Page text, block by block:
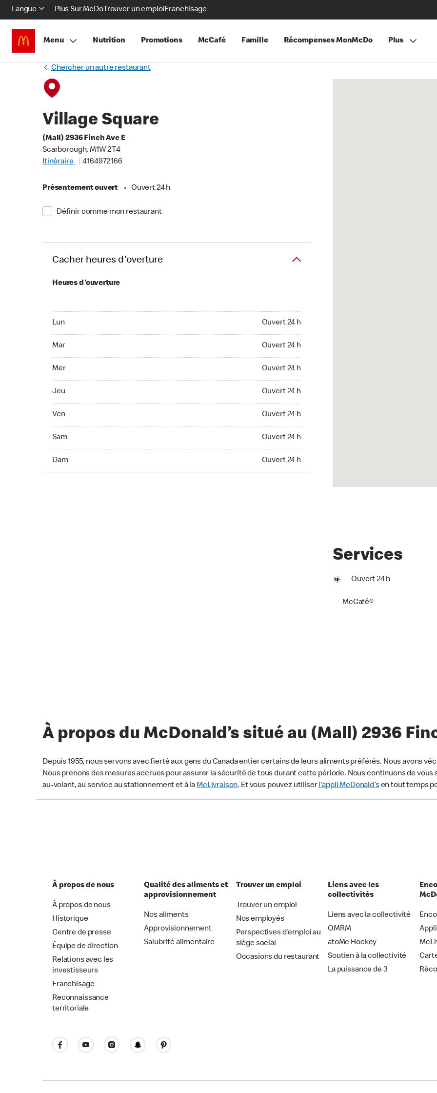
Langue Plus Sur McDoTrouver un emploiFranchisage
Menu Nutrition Promotions McCafé Famille Récompenses MonMcDo Plus
Chercher un autre restaurant
Village Square
(Mall) 2936 Finch Ave E
Scarborough, M1W 2T4
Itinéraire
4164972166
Présentement ouvert • Ouvert 24 h
Définir comme mon restaurant
Cacher heures d'overture
Heures d'ouverture
Lun Ouvert 24 h
Mar Ouvert 24 h
Mer Ouvert 24 h
Jeu Ouvert 24 h
Ven Ouvert 24 h
Sam Ouvert 24 h
Dam Ouvert 24 h
Services
Ouvert 24 h
McCafé®
À propos du McDonald’s situé au (Mall) 2936
Depuis 1955, nous servons avec fierté aux gens du Canada entier certains de leurs aliments préférés. Nous avons
Nous prenons des mesures accrues pour assurer la sécurité de tous durant cette période. Nous continuons de
au-volant, au service au stationnement et à laMcLivraison. Et vous pouvez utiliserl’appli McDonald’sen tout temps
À propos de nous
À propos de nous
Historique
Centre de presse
Équipe de direction
Relations avec les
investisseurs
Franchisage
Reconnaissance
territoriale
Qualité des aliments et
approvisionnement
Nos aliments
Approvisionnement
Salubrité alimentaire
Trouver un emploi
Trouver un emploi
Nos employés
Perspectives d’emploi au
siège social
Occasions du restaurant
Liens avec les
collectivités
Liens avec la collectivité
OMRM
atoMc Hockey
Soutien à la collectivité
La puissance de 3